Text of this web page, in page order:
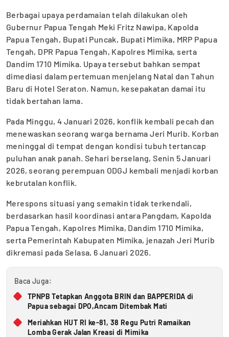
Berbagai upaya perdamaian telah dilakukan oleh
Gubernur Papua Tengah Meki Fritz Nawipa, Kapolda
Papua Tengah, Bupati Puncak, Bupati Mimika, MRP Papua
Tengah, DPR Papua Tengah, Kapolres Mimika, serta
Dandim 1710 Mimika. Upaya tersebut bahkan sempat
dimediasi dalam pertemuan menjelang Natal dan Tahun
Baru di Hotel Seraton. Namun, kesepakatan damai itu
tidak bertahan lama.
Pada Minggu, 4 Januari 2026, konflik kembali pecah dan
menewaskan seorang warga bernama Jeri Murib. Korban
meninggal di tempat dengan kondisi tubuh tertancap
puluhan anak panah. Sehari berselang, Senin 5 Januari
2026, seorang perempuan ODGJ kembali menjadi korban
kebrutalan konflik.
Merespons situasi yang semakin tidak terkendali,
berdasarkan hasil koordinasi antara Pangdam, Kapolda
Papua Tengah, Kapolres Mimika, Dandim 1710 Mimika,
serta Pemerintah Kabupaten Mimika, jenazah Jeri Murib
dikremasi pada Selasa, 6 Januari 2026.
Baca Juga:
TPNPB Tetapkan Anggota BRIN dan BAPPERIDA di
Papua sebagai DPO,Ancam Ditembak Mati
Meriahkan HUT RI ke-81, 38 Regu Putri Ramaikan
Lomba Gerak Jalan Kreasi di Mimika